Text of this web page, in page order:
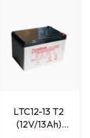
LTC12-13 T2
(12V/13Ah)